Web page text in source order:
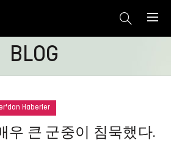
BLOG
Haberler
우 큰 군중이 침묵했다.